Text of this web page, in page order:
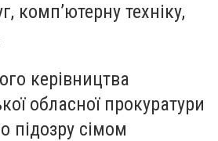
комп’ютерну техніку,
керівництва
обласної прокуратури
підозру сімом